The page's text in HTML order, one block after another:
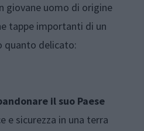
giovane uomo di origine
tappe importanti di un
quanto delicato:
il suo Paese
e sicurezza in una terra